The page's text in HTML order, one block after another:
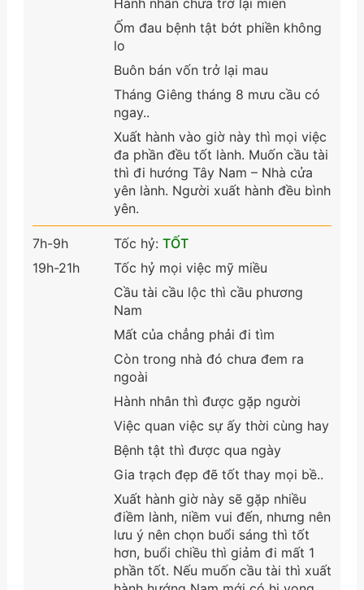
Ốm đau bệnh tật bớt phiền không
lo
Buôn bán vốn trở lại mau
Tháng Giêng tháng 8 mưu cầu có
ngay..
Xuất hành vào giờ này thì mọi việc
đa phần đều tốt lành. Muốn cầu tài
thì đi hướng Tây Nam – Nhà cửa
yên lành. Người xuất hành đều bình
yên.
7h-9h
19h-21h
Tốc hỷ: TỐT
Tốc hỷ mọi việc mỹ miều
Cầu tài cầu lộc thì cầu phương
Nam
Mất của chẳng phải đi tìm
Còn trong nhà đó chưa đem ra
ngoài
Hành nhân thì được gặp người
Việc quan việc sự ấy thời cùng hay
Bệnh tật thì được qua ngày
Gia trạch đẹp đẽ tốt thay mọi bề..
Xuất hành giờ này sẽ gặp nhiều
điềm lành, niềm vui đến, nhưng nên
lưu ý nên chọn buổi sáng thì tốt
hơn, buổi chiều thì giảm đi mất 1
phần tốt. Nếu muốn cầu tài thì xuất